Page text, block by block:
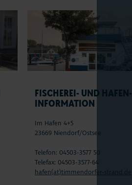
FISCHEREI- UND HAFEN-
INFORMATION
Im Hafen 4+5
23669 Niendorf/Ostsee
Telefon: 04503-3577 50
Telefax: 04503-3577-64
hafen(at)timmendorfer-strand.de